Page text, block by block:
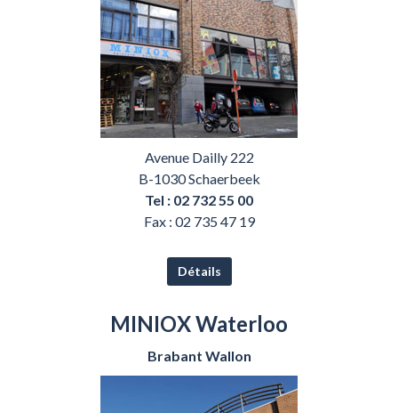
Avenue Dailly 222
B-1030 Schaerbeek
Tel : 02 732 55 00
Fax : 02 735 47 19
Détails
MINIOX Waterloo
Brabant Wallon